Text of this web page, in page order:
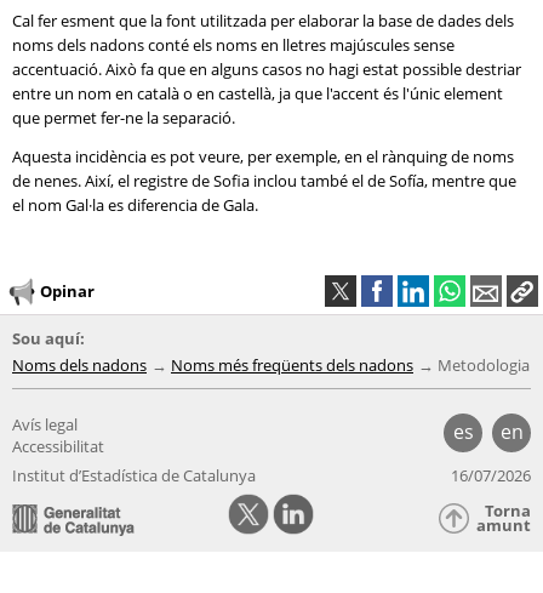
Cal fer esment que la font utilitzada per elaborar la base de dades dels
noms dels nadons conté els noms en lletres majúscules sense
accentuació. Això fa que en alguns casos no hagi estat possible destriar
entre un nom en català o en castellà, ja que l'accent és l'únic element
que permet fer-ne la separació.
Aquesta incidència es pot veure, per exemple, en el rànquing de noms
de nenes. Així, el registre de Sofia inclou també el de Sofía, mentre que
el nom Gal·la es diferencia de Gala.
Opinar
Sou aquí:
Noms dels nadons
Noms més freqüents dels nadons Metodologia
es en
Avís legal
Accessibilitat
Institut d’Estadística de Catalunya
16/07/2026
Torna
amunt